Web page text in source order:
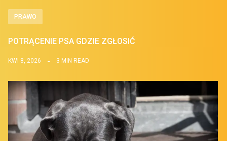
PRAWO
POTRĄCENIE PSA GDZIE ZGŁOSIĆ
KWI 8, 2026 3 MIN READ